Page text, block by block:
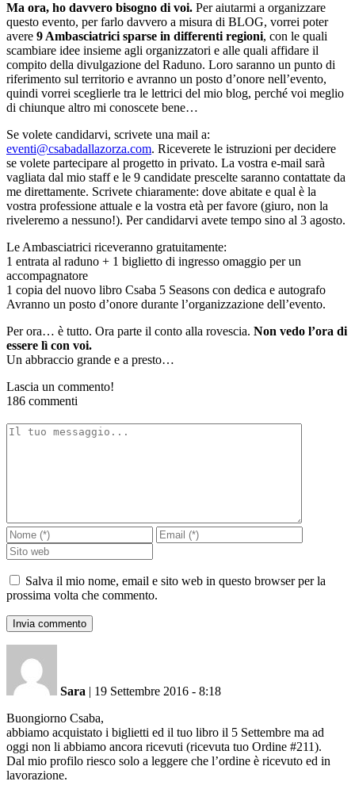
Ma ora, ho davvero bisogno di voi. Per aiutarmi a organizzare
questo evento, per farlo davvero a misura di BLOG, vorrei poter
avere 9 Ambasciatrici sparse in differenti regioni, con le quali
scambiare idee insieme agli organizzatori e alle quali affidare il
compito della divulgazione del Raduno. Loro saranno un punto di
riferimento sul territorio e avranno un posto d’onore nell’evento,
quindi vorrei sceglierle tra le lettrici del mio blog, perché voi meglio
di chiunque altro mi conoscete bene…
Se volete candidarvi, scrivete una mail a:
eventi@csabadallazorza.com. Riceverete le istruzioni per decidere
se volete partecipare al progetto in privato. La vostra e-mail sarà
vagliata dal mio staff e le 9 candidate prescelte saranno contattate da
me direttamente. Scrivete chiaramente: dove abitate e qual è la
vostra professione attuale e la vostra età per favore (giuro, non la
riveleremo a nessuno!). Per candidarvi avete tempo sino al 3 agosto.
Le Ambasciatrici riceveranno gratuitamente:
1 entrata al raduno + 1 biglietto di ingresso omaggio per un
accompagnatore
1 copia del nuovo libro Csaba 5 Seasons con dedica e autografo
Avranno un posto d’onore durante l’organizzazione dell’evento.
Per ora… è tutto. Ora parte il conto alla rovescia. Non vedo l’ora di
essere lì con voi.
Un abbraccio grande e a presto…
Lascia un commento!
186 commenti
Salva il mio nome, email e sito web in questo browser per la
prossima volta che commento.
Sara | 19 Settembre 2016 - 8:18
Buongiorno Csaba,
abbiamo acquistato i biglietti ed il tuo libro il 5 Settembre ma ad
oggi non li abbiamo ancora ricevuti (ricevuta tuo Ordine #211).
Dal mio profilo riesco solo a leggere che l’ordine è ricevuto ed in
lavorazione.